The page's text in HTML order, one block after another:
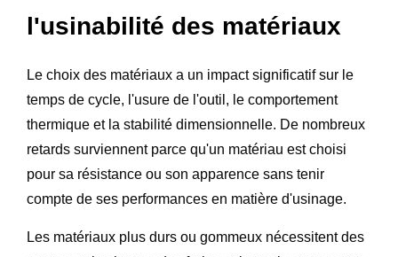
l'usinabilité des matériaux
Le choix des matériaux a un impact significatif sur le
temps de cycle, l'usure de l'outil, le comportement
thermique et la stabilité dimensionnelle. De nombreux
retards surviennent parce qu'un matériau est choisi
pour sa résistance ou son apparence sans tenir
compte de ses performances en matière d'usinage.
Les matériaux plus durs ou gommeux nécessitent des